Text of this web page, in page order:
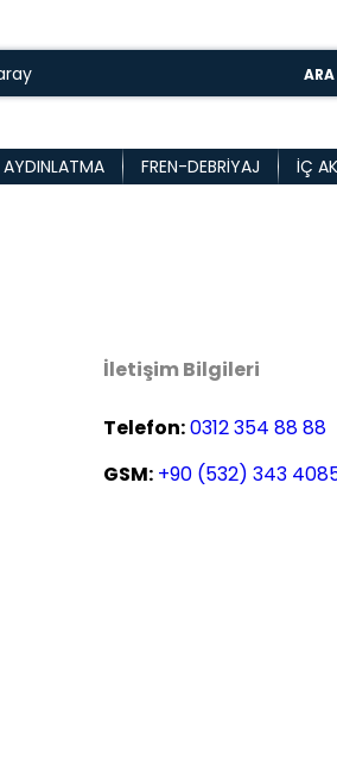
ARA
AYDINLATMA FREN-DEBRIYAJ İÇ
İletişim Bilgileri
Telefon:0312 354 88 88
GSM: +90 (532) 343